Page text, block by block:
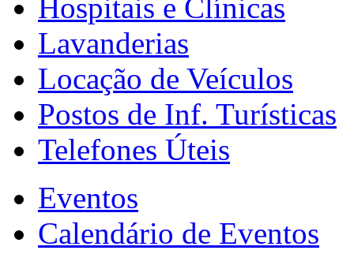
Hospitais e Clínicas
Lavanderias
Locação de Veículos
Postos de Inf. Turísticas
Telefones Úteis
Eventos
Calendário de Eventos